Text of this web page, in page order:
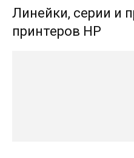
Линейки, серии и
принтеров HP